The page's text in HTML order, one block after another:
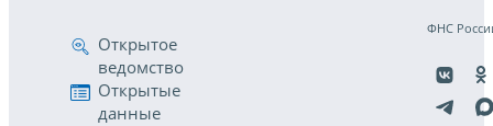
Открытое
ведомство
Открытые
данные
ФНС